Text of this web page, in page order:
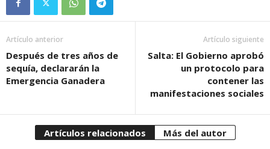
Artículo anterior
Después de tres años de
sequía, declararán la
Emergencia Ganadera
Artículo siguiente
Salta: El Gobierno aprobó
un protocolo para
contener las
manifestaciones sociales
Artículos relacionados Más del autor